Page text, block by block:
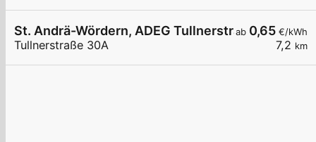
ab 0,65 €/kWh
7,2 km
St. Andrä-Wördern, ADEG Tullnerstraße
Tullnerstraße 30A